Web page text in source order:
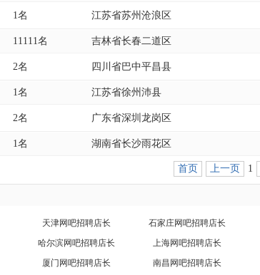
1名 江苏省苏州沧浪区
11111名 吉林省长春二道区
2名 四川省巴中平昌县
1名 江苏省徐州沛县
2名 广东省深圳龙岗区
1名 湖南省长沙雨花区
首页 上一页 1
天津网吧招聘店长 石家庄网吧招聘店长
哈尔滨网吧招聘店长 上海网吧招聘店长
厦门网吧招聘店长 南昌网吧招聘店长